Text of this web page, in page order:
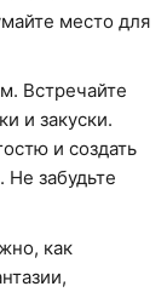
место для
Встречайте
и закуски.
и создать
забудьте
как